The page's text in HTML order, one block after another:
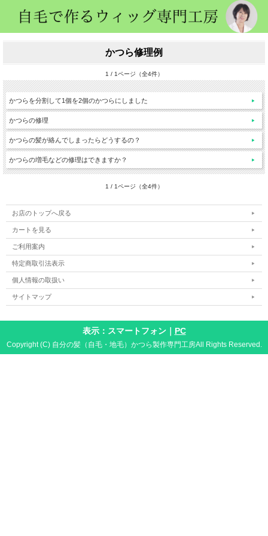
かつら修理例
1 / 1ページ（全4件）
かつらを分割して1個を2個のかつらにしました
かつらの修理
かつらの髪が絡んでしまったらどうするの？
かつらの増毛などの修理はできますか？
1 / 1ページ（全4件）
お店のトップへ戻る
カートを見る
ご利用案内
特定商取引法表示
個人情報の取扱い
サイトマップ
表示：スマートフォン｜ PC
Copyright (C) 自分の髪（自毛・地毛）かつら製作専門工房All Rights Reserved.